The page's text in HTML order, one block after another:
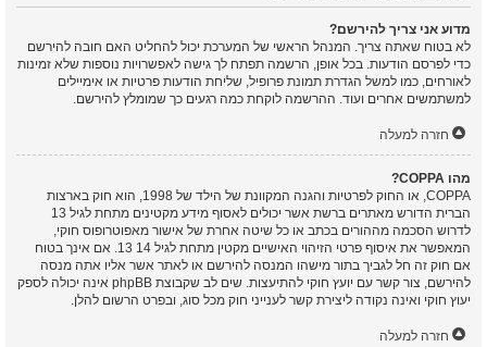
מדוע אני צריך להירשם?
לא בטוח שאתה צריך. המנהל הראשי של המערכת יכול להחליט האם חובה להירשם
כדי לפרסם הודעות. בכל אופן, הרשמה תפתח לך גישה לאפשרויות נוספות שלא זמינות
לאורחים, כמו למשל הגדרת תמונת פרופיל, שליחת הודעות פרטיות או אימיילים
למשתמשים אחרים ועוד. ההרשמה לוקחת כמה רגעים כך שמומלץ להירשם.
חזרה למעלה
מהו COPPA?
COPPA, או החוק לפרטיות והגנה המקוונת של הילד של 1998, הוא חוק בארצות
הברית הדורש מאתרים ברשת אשר יכולים לאסוף מידע מקטינים מתחת לגיל 13
לדרוש הסכמה מההורים בכתב או כל שיטה אחרת של אישור מאפוטרופוס חוקי,
המאפשר את איסוף פרטי הזיהוי האישיים מקטין מתחת לגיל 14 13. אם אינך בטוח
אם חוק זה חל לגביך בתור מישהו המנסה להירשם או לאתר אשר אליו אתה מנסה
להירשם, צור קשר עם יועץ חוקי להתיעצות. שים לב שקבוצת phpBB אינה יכולה לספק
יעוץ חוקי ואינה נקודה ליצירת קשר לענייני חוק מכל סוג, ובפרט הרשום להלן.
חזרה למעלה